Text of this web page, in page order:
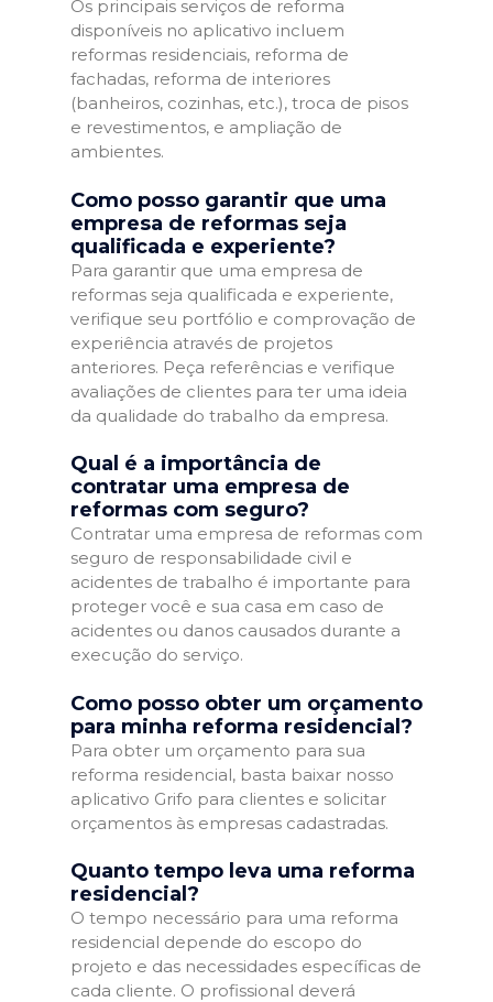
Os principais serviços de reforma
disponíveis no aplicativo incluem
reformas residenciais, reforma de
fachadas, reforma de interiores
(banheiros, cozinhas, etc.), troca de pisos
e revestimentos, e ampliação de
ambientes.
Como posso garantir que uma
empresa de reformas seja
qualificada e experiente?
Para garantir que uma empresa de
reformas seja qualificada e experiente,
verifique seu portfólio e comprovação de
experiência através de projetos
anteriores. Peça referências e verifique
avaliações de clientes para ter uma ideia
da qualidade do trabalho da empresa.
Qual é a importância de
contratar uma empresa de
reformas com seguro?
Contratar uma empresa de reformas com
seguro de responsabilidade civil e
acidentes de trabalho é importante para
proteger você e sua casa em caso de
acidentes ou danos causados durante a
execução do serviço.
Como posso obter um orçamento
para minha reforma residencial?
Para obter um orçamento para sua
reforma residencial, basta baixar nosso
aplicativo Grifo para clientes e solicitar
orçamentos às empresas cadastradas.
Quanto tempo leva uma reforma
residencial?
O tempo necessário para uma reforma
residencial depende do escopo do
projeto e das necessidades específicas de
cada cliente. O profissional deverá